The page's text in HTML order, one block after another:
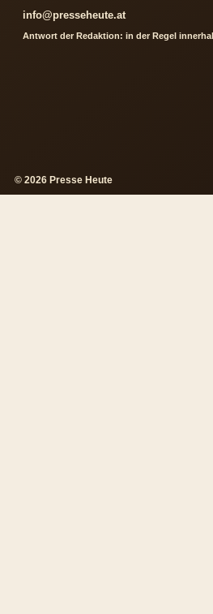
info@presseheute.at
Antwort der Redaktion: in der Regel
© 2026 Presse Heute